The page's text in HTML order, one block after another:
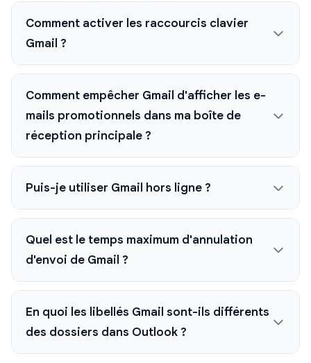
Comment activer les raccourcis clavier
Gmail ?
Comment empêcher Gmail d'afficher les e-
mails promotionnels dans ma boîte de
réception principale ?
Puis-je utiliser Gmail hors ligne ?
Quel est le temps maximum d'annulation
d'envoi de Gmail ?
En quoi les libellés Gmail sont-ils différents
des dossiers dans Outlook ?